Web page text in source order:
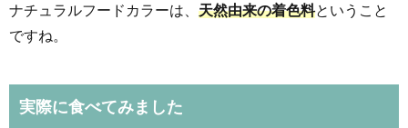
ナチュラルフードカラーは、 天然由来の着色料ということ
ですね。
実際に食べてみました